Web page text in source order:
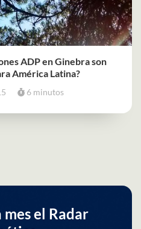
ADP en Ginebra son
América Latina?
6 minutos
mes el Radar